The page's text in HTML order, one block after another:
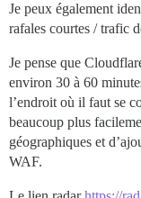
Je peux également
rafales courtes / trafic
Je pense que
environ 30 à 60
l’endroit où il faut se
beaucoup plus
géographiques et
WAF.